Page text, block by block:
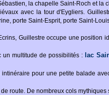
la chapelle Saint-Roch et la
avec la tour d'Eygliers.
porte Saint-Esprit, porte Saint-
Guillestre occupe une position
un multitude de possibilités : lac
intinéraire pour une petite balade
route. De nombreux cols